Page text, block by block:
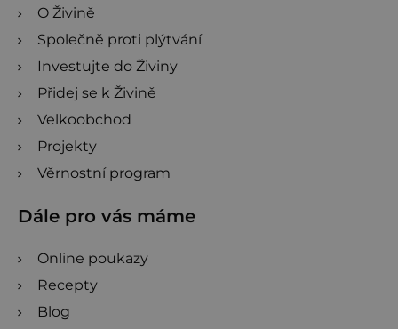
O Živině
Společně proti plýtvání
Investujte do Živiny
Přidej se k Živině
Velkoobchod
Projekty
Věrnostní program
Dále pro vás máme
Online poukazy
Recepty
Blog